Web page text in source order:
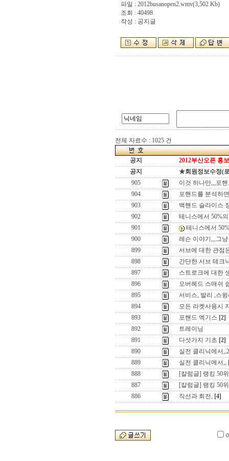
파일 : 2012busanopen2.wmv(3,502 Kb)
조회 : 40498
작성 : 공지글
전체 자료수 : 1025 건
공지
2012부산오픈 홍
공지
★회원정보수정(
905
이것 하나만,,,포
904
포핸드를 분석하
903
백핸드 슬라이스
902
테니스에서 50%
901
테니스에서
900
레슨 이야기,,,그
899
서브에 대한 관점
898
간단한 서브 테크
897
스트로크에 대한
896
오버헤드 스매쉬
895
서비스, 발리 ,스
894
모든 라켓사용시
893
포핸드 엑기스 [2]
892
트레이닝
891
다섯가지 기초 [2]
890
실전 클리닉에서,,2
889
실전 클리닉에서,,
888
[칼럼글] 랭킹 50
887
[칼럼글] 랭킹 50
886
직선과 회전, [4]